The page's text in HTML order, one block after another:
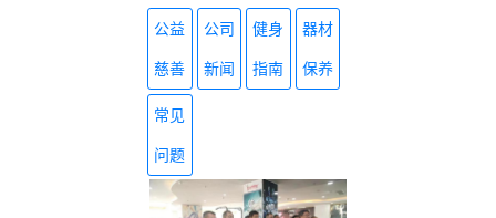
公益
慈善
公司
新闻
健身
指南
器材
保养
常见
问题